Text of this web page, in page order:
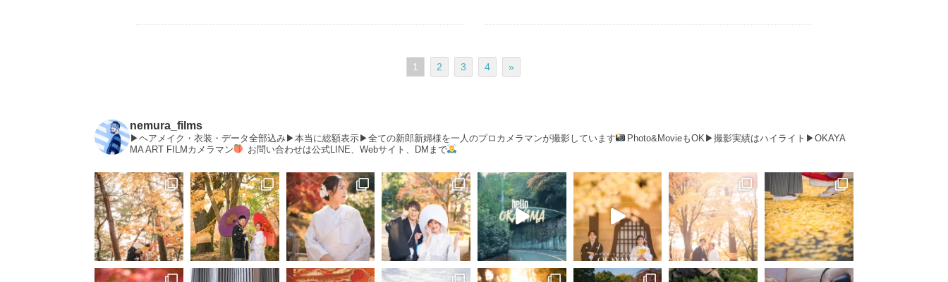
1 2 3 4 »
nemura_films
▶︎ヘアメイク・衣装・データ全部込み▶︎本当に総額表示▶︎全ての新郎新婦様を一人のプロカメラマンが撮影しています
Photo&MovieもOK▶︎撮影実績はハイライト▶︎OKAYA
MA ART FILMカメラマン
お問い合わせは公式LINE、Webサイト、DMまで